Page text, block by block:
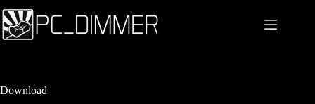
Inhalt
springen
Download